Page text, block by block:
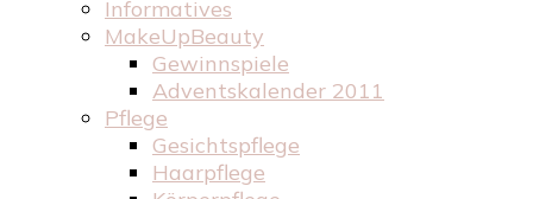
Informatives
MakeUpBeauty
Gewinnspiele
Adventskalender 2011
Pflege
Gesichtspflege
Haarpflege